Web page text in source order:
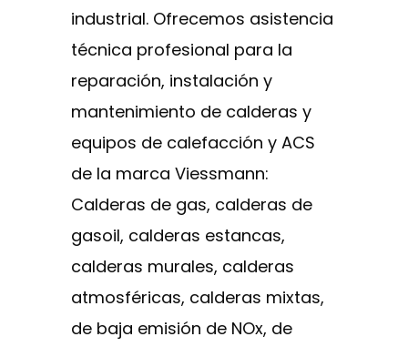
industrial. Ofrecemos asistencia
técnica profesional para la
reparación, instalación y
mantenimiento de calderas y
equipos de calefacción y ACS
de la marca Viessmann:
Calderas de gas, calderas de
gasoil, calderas estancas,
calderas murales, calderas
atmosféricas, calderas mixtas,
de baja emisión de NOx, de